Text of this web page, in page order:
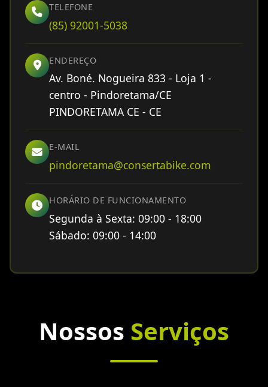
TELEFONE
(85) 92001-5038
ENDEREÇO
Av. Boné. Nogueira 833 - Loja 1 -
centro - Pindoretama/CE
PINDORETAMA CE - CE
E-MAIL
pindoretama@consertabike.com
HORÁRIO DE FUNCIONAMENTO
Segunda à Sexta: 09:00 - 18:00
Sábado: 09:00 - 14:00
Nossos Serviços